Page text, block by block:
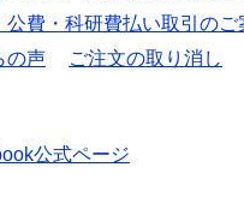
公費・科研費払い取引のご
の声 ご注文の取り消し
公式ページ